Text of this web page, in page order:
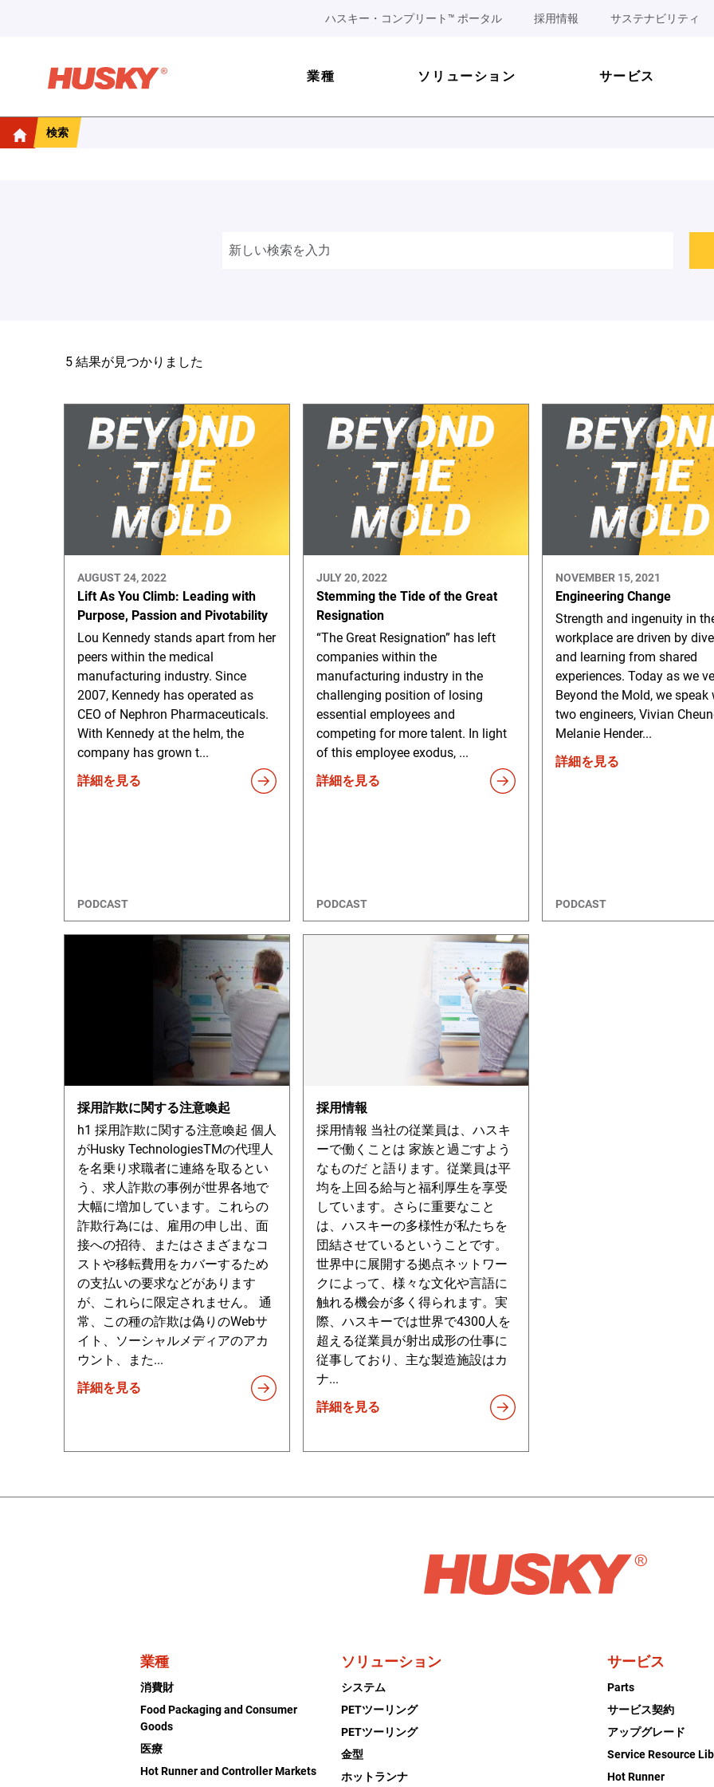
ハスキー・コンプリート™ ポータル 採用情報 サステナビリティ
業種 ソリューション サービス
検索
5 結果が見つかりました
AUGUST 24, 2022
Lift As You Climb: Leading with
Purpose, Passion and Pivotability
Lou Kennedy stands apart from her
peers within the medical
manufacturing industry. Since
2007, Kennedy has operated as
CEO of Nephron Pharmaceuticals.
With Kennedy at the helm, the
company has grown t...
詳細を見る
PODCAST
JULY 20, 2022
Stemming the Tide of the Great
Resignation
“The Great Resignation” has left
companies within the
manufacturing industry in the
challenging position of losing
essential employees and
competing for more talent. In light
of this employee exodus, ...
詳細を見る
PODCAST
NOVEMBER 15, 2021
Engineering Change
Strength and ingenuity in
workplace are driven by
and learning from shared
experiences. Today as we
Beyond the Mold, we speak
two engineers, Vivian
Melanie Hender...
詳細を見る
PODCAST
採用詐欺に関する注意喚起
h1 採用詐欺に関する注意喚起 個人
がHusky TechnologiesTMの代理人
を名乗り求職者に連絡を取るとい
う、求人詐欺の事例が世界各地で
大幅に増加しています。これらの
詐欺行為には、雇用の申し出、面
接への招待、またはさまざまなコ
ストや移転費用をカバーするため
の支払いの要求などがあります
が、これらに限定されません。 通
常、この種の詐欺は偽りのWebサ
イト、ソーシャルメディアのアカ
ウント、また...
詳細を見る
採用情報
採用情報 当社の従業員は、ハスキ
ーで働くことは 家族と過ごすよう
なものだ と語ります。従業員は平
均を上回る給与と福利厚生を享受
しています。さらに重要なこと
は、ハスキーの多様性が私たちを
団結させているということです。
世界中に展開する拠点ネットワー
クによって、様々な文化や言語に
触れる機会が多く得られます。実
際、ハスキーでは世界で4300人を
超える従業員が射出成形の仕事に
従事しており、主な製造施設はカ
ナ...
詳細を見る
業種
消費財
Food Packaging and Consumer
Goods
医療
Hot Runner and Controller Markets
ソリューション
システム
PETツーリング
PETツーリング
金型
ホットランナ
サービス
Parts
サービス契約
アップグレード
Service Resource
Hot Runner